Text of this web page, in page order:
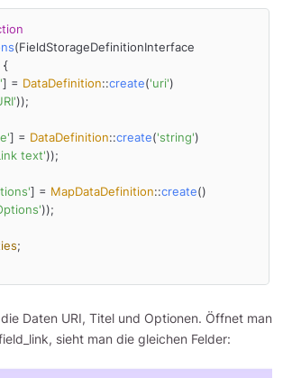
(
{
] = DataDefinition::create('uri')
));
] = DataDefinition::create('string')
text'));
] = MapDataDefinition::create()
));
;
Daten URI, Titel und Optionen. Öffnet man
sieht man die gleichen Felder: